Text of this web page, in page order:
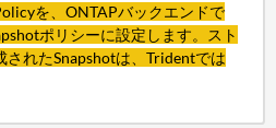
を、 ONTAPバックエンドで
ポリシーに設定し ます。スト
されたSnapshotは、Tridentでは